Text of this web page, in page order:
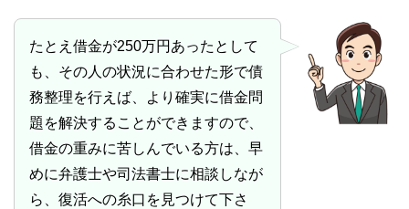
たとえ借金が250万円あったとして
も、その人の状況に合わせた形で債
務整理を行えば、より確実に借金問
題を解決することができますので、
借金の重みに苦しんでいる方は、早
めに弁護士や司法書士に相談しなが
ら、復活への糸口を見つけて下さ